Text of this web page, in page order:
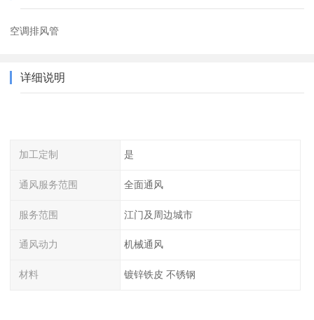
空调排风管
详细说明
加工定制 是
通风服务范围 全面通风
服务范围 江门及周边城市
通风动力 机械通风
材料 镀锌铁皮 不锈钢